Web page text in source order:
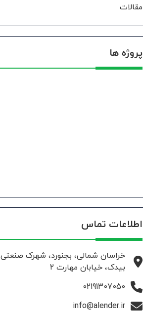
مقالات
پروژه ها
اطلاعات تماس
خراسان شمالی، بجنورد، شهرک صنعتی
بیدک، خیابان مهارت 2
02191307050
info@alender.ir